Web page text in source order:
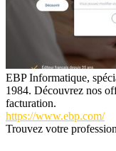
EBP Informatique,
1984. Découvrez nos
facturation.
https://www.ebp.com/
Trouvez votre